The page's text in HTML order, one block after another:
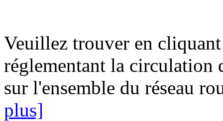
Veuillez trouver en
réglementant la circulation
sur l'ensemble du réseau
plus]